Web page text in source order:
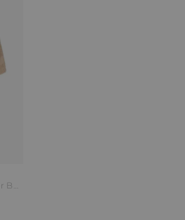
REKEN MAAR Strickpullover Beige